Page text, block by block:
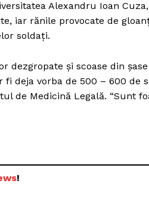
Alexandru Ioan
iar rănile provocate de
soldaţi.
dezgropate şi scoase din
deja vorba de 500 – 600 de
de Medicină Legală. “Sunt
!